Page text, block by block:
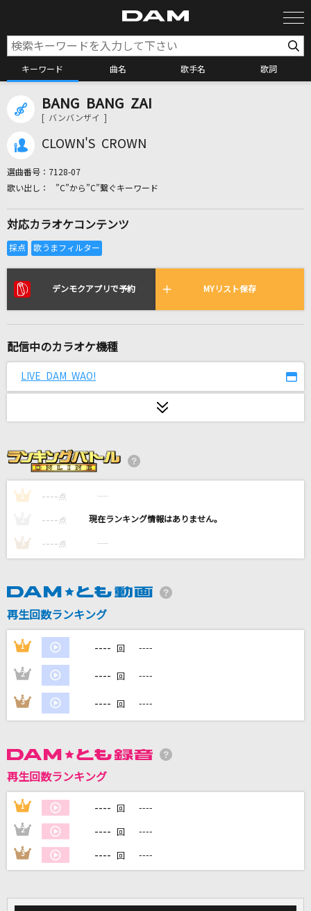
キーワード 曲名 歌手名 歌詞
カラオケ検索
リアルタイムで歌われている曲の一覧
シリウス
[生音]晴る
[生音]流氷海峡
竹川美子
SixTONES
Mr.Children
Brand New
Mrs. GREEN APPLE
僕にまかせてください
クラフト
大森元貴
ハレンチ
ちゃんみな
BANG BANG ZAI
[ バンバンザイ ]
CLOWN'S CROWN
選曲番号： 7128-07
”C”から”C”繋ぐキーワード
対応カラオケコンテンツ
デンモクアプリで予約 MYリスト保存
配信中のカラオケ機種
LIVE DAM WAO!
1 ---- 点 ----
---- 点 ----
3 ---- 点 ----
再生回数ランキング
1 ---- 回 ----
2 ---- 回 ----
3 ---- 回 ----
再生回数ランキング
1 ---- 回 ----
2 ---- 回 ----
3 ---- 回 ----